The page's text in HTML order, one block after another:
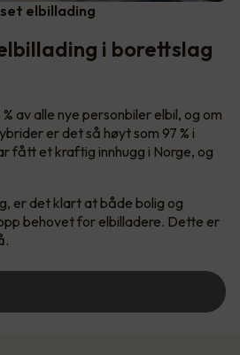
elbillading
i borettslag
av alle nye personbiler elbil, og om
er det så høyt som 97 % i
fått et kraftig innhugg i Norge, og
er det klart at både bolig og
behovet for elbilladere. Dette er